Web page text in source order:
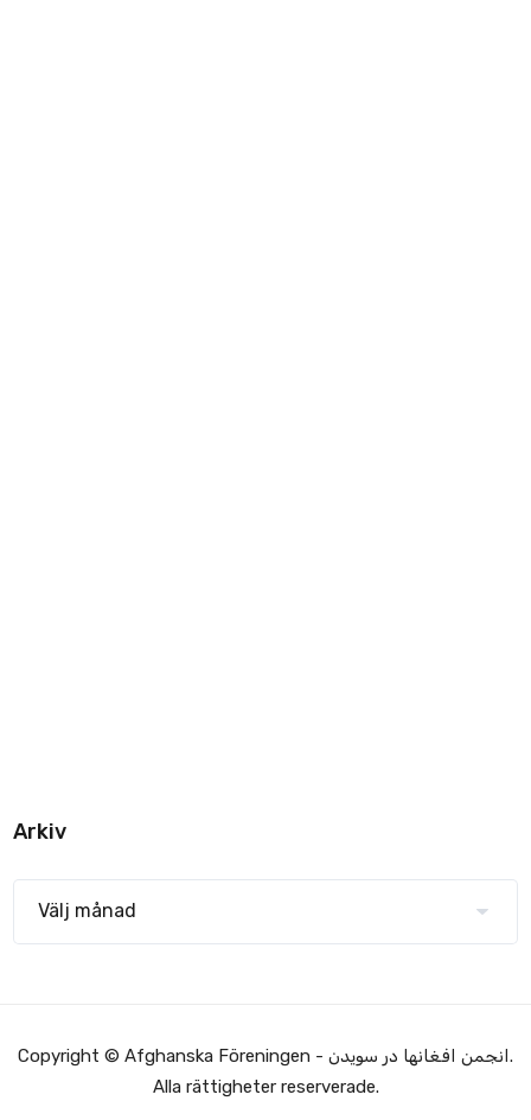
Arkiv
Copyright © Afghanska Föreningen - انجمن افغانها در سویدن.
Alla rättigheter reserverade.